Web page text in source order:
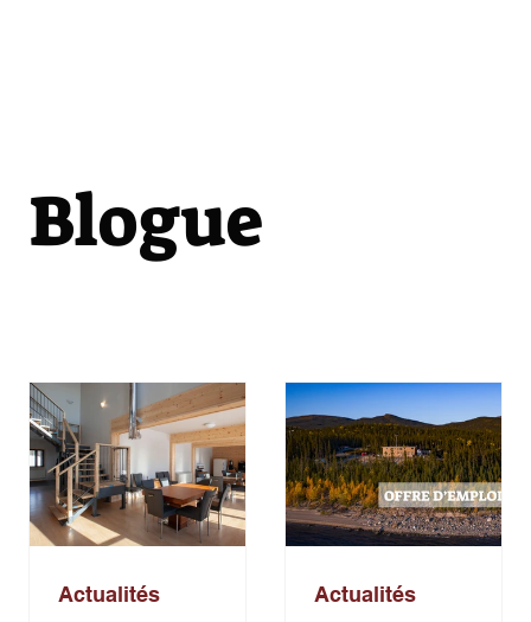
Blogue
Actualités Actualités